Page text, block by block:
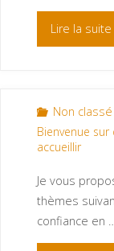
Lire la suite
Non classé
Bienvenue
accueillir
Je vous
thèmes
confiance en